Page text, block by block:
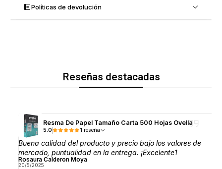
Políticas de devolución
Reseñas destacadas
Resma De Papel Tamaño Carta 500 Hojas Ovella
5.0 1 reseña
Buena calidad del producto y precio bajo los valores de
mercado, puntualidad en la entrega. ¡Excelente1
Rosaura Calderon Moya
20/5/2025